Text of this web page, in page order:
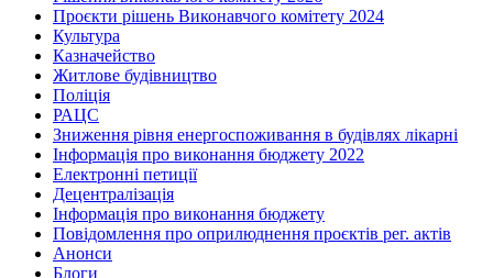
Проєкти рішень Виконавчого комітету 2024
Культура
Казначейство
Житлове будівництво
Поліція
РАЦС
Зниження рівня енергоспоживання в будівлях лікарні
Інформація про виконання бюджету 2022
Електронні петиції
Децентралізація
Інформація про виконання бюджету
Повідомлення про оприлюднення проєктів рег. актів
Анонси
Блоги